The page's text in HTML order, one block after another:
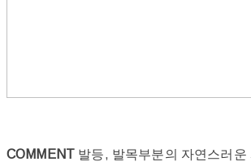
COMMENT 발등, 발목부분의 자연스러운